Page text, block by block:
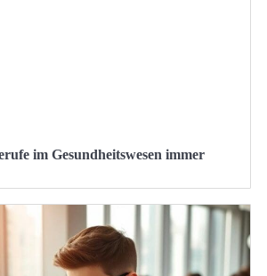
im Gesundheitswesen immer